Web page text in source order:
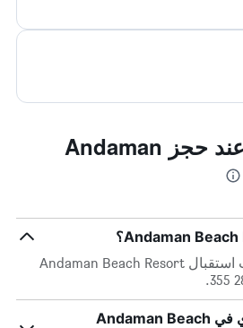
الأسئلة الشائعة عند حجز Andaman
يمكنك الوصول إلى مكتب استقبال Andaman Beach Resort
هل تتوفر خدمة الواي فاي في Andaman Beach